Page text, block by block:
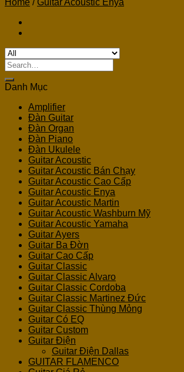
Home / Guitar Acoustic Enya
Search
for:
Danh Mục
Amplifier
Đàn Guitar
Đàn Organ
Đàn Piano
Đàn Ukulele
Guitar Acoustic
Guitar Acoustic Bán Chạy
Guitar Acoustic Cao Cấp
Guitar Acoustic Enya
Guitar Acoustic Martin
Guitar Acoustic Washburn Mỹ
Guitar Acoustic Yamaha
Guitar Ayers
Guitar Ba Đờn
Guitar Cao Cấp
Guitar Classic
Guitar Classic Alvaro
Guitar Classic Cordoba
Guitar Classic Martinez Đức
Guitar Classic Thùng Mỏng
Guitar Có EQ
Guitar Custom
Guitar Điện
Guitar Điện Dallas
GUITAR FLAMENCO